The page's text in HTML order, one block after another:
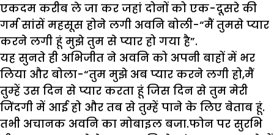
एकदम करीब ले जा कर जहां दोनों को एक-दूसरे की
गर्म सांसें महसूस होने लगी अवनि बोली-“मैं तुमसे प्यार
करने लगी हूं मुझे तुम से प्यार हो गया है”.
यह सुनते ही अभिजीत ने अवनि को अपनी बाहों में भर
लिया और बोला-“तुम मुझे अब प्यार करने लगी हो,मैं
तुम्हें उस दिन से प्यार करता हूं जिस दिन से तुम मेरी
जिंदगी में आई हो और तब से तुम्हें पाने के लिए बेताब हूं.
तभी अचानक अवनि का मोबाइल बजा.फोन पर सुरभि